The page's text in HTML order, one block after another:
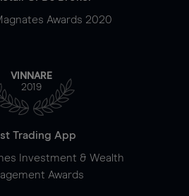
Awards 2020
VINNARE
2019
Trading App
Investment & Wealth
Awards